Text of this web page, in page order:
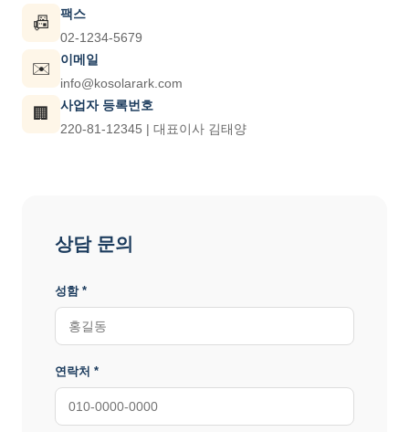
📠
팩스
02-1234-5679
✉️
이메일
info@kosolarark.com
🏢
사업자 등록번호
220-81-12345 | 대표이사 김태양
상담 문의
성함 *
연락처 *